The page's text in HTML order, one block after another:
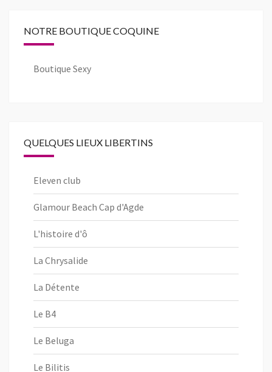
NOTRE BOUTIQUE COQUINE
Boutique Sexy
QUELQUES LIEUX LIBERTINS
Eleven club
Glamour Beach Cap d'Agde
L'histoire d'ô
La Chrysalide
La Détente
Le B4
Le Beluga
Le Bilitis